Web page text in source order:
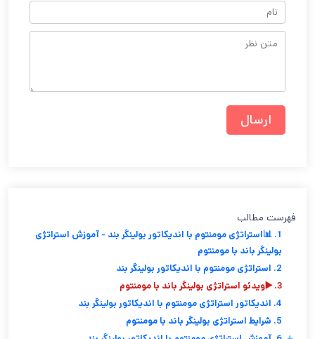
فهرست مطالب
1. 📊استراتژی مومنتوم با اندیکاتور بولینگر بند - آموزش استراتژی
بولینگر باند با مومنتوم
2. استراتژی مومنتوم با اندیکاتور بولینگر بند
3. ▶️ویدئو استراتژی بولینگر باند با مومنتوم
4. اندیکاتور استراتژی مومنتوم با اندیکاتور بولینگر بند
5. شرایط استراتژی بولینگر باند با مومنتوم